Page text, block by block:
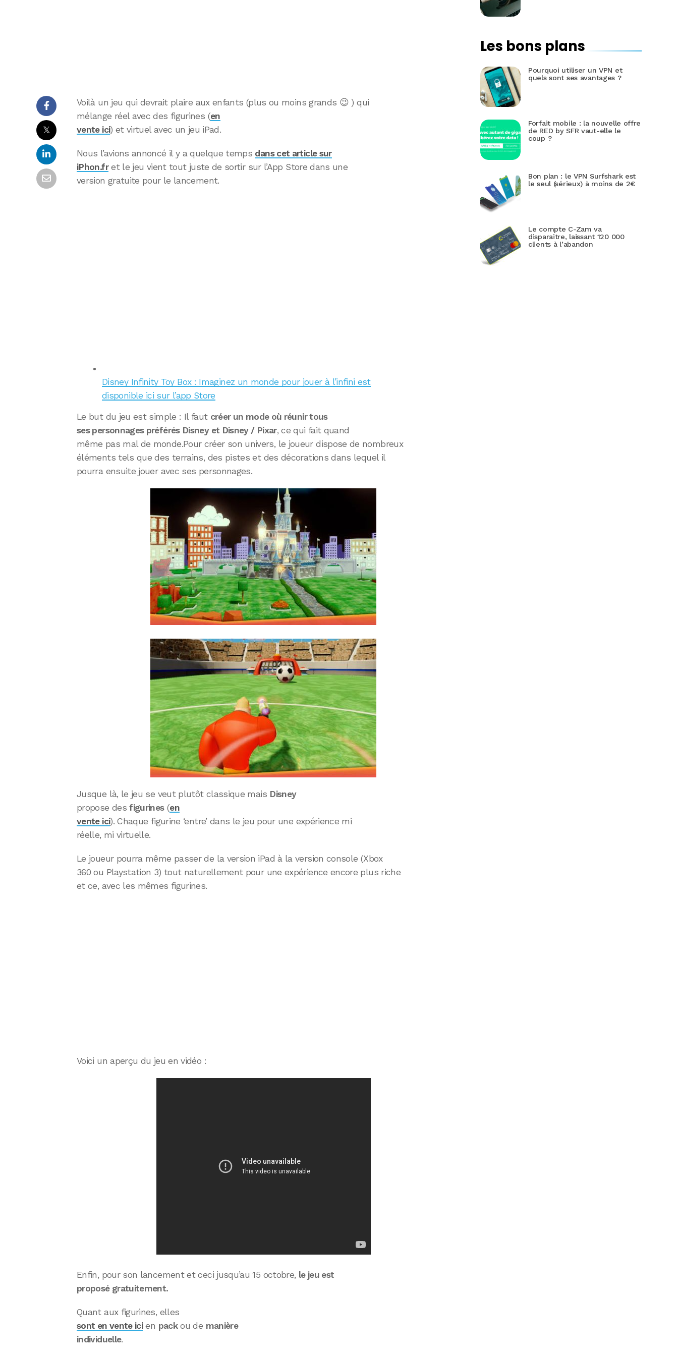
𝕏
Voilà un jeu qui devrait plaire aux enfants (plus ou moins grands 😉 ) qui
mélange réel avec des figurines (en
vente ici) et virtuel avec un jeu iPad.
Nous l’avions annoncé il y a quelque temps dans cet article sur
iPhon.fret le jeu vient tout juste de sortir sur l’App Store dans une
version gratuite pour le lancement.
Disney Infinity Toy Box : Imaginez un monde pour jouer à l’infini est
disponible ici sur l’app Store
Le but du jeu est simple : Il faut créer un mode où réunir tous
ses personnages préférés Disney et Disney / Pixar, ce qui fait quand
même pas mal de monde.Pour créer son univers, le joueur dispose de nombreux
éléments tels que des terrains, des pistes et des décorations dans lequel il
pourra ensuite jouer avec ses personnages.
Jusque là, le jeu se veut plutôt classique mais Disney
propose desfigurines(en
vente ici). Chaque figurine ‘entre’ dans le jeu pour une expérience mi
réelle, mi virtuelle.
Le joueur pourra même passer de la version iPad à la version console (Xbox
360 ou Playstation 3) tout naturellement pour une expérience encore plus riche
et ce, avec les mêmes figurines.
Voici un aperçu du jeu en vidéo :
Enfin, pour son lancement et ceci jusqu’au 15 octobre, le jeu est
proposé gratuitement.
Quant aux figurines, elles
sont en vente icien packou de manière
individuelle.
Les bons plans
Pourquoi utiliser un VPN et
quels sont ses avantages ?
Forfait mobile : la nouvelle offre
de RED by SFR vaut-elle le
coup ?
Bon plan : le VPN Surfshark est
le seul (sérieux) à moins de 2€
Le compte C-Zam va
disparaitre, laissant 120 000
clients à l’abandon